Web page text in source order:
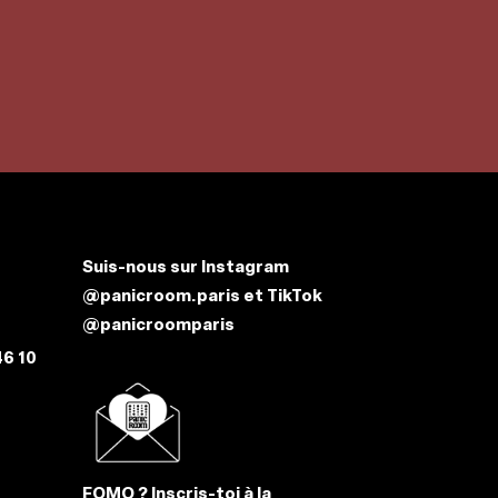
10
Suis-nous sur Instagram
@panicroom.paris et TikTok
@panicroomparis
FOMO ? Inscris-toi à la